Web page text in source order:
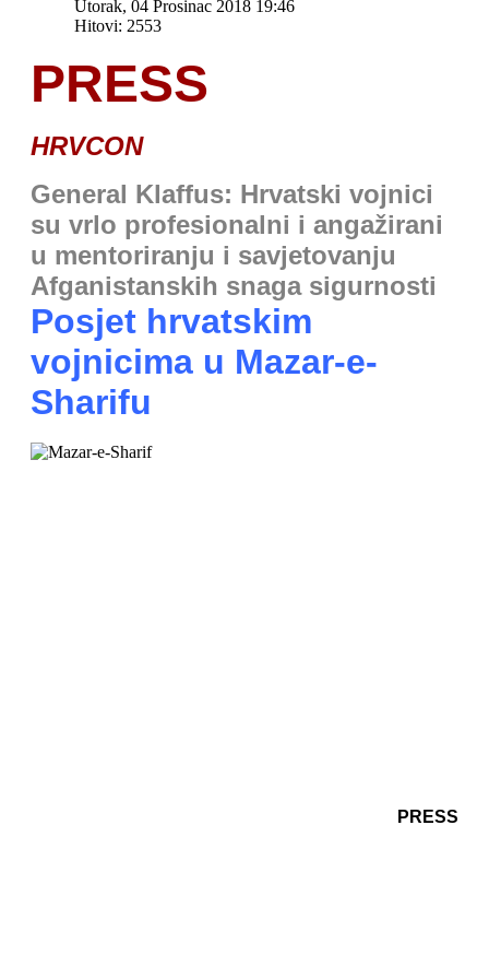
Utorak, 04 Prosinac 2018 19:46
Hitovi: 2553
PRESS
HRVCON
General Klaffus: Hrvatski vojnici
su vrlo profesionalni i angažirani
u mentoriranju i savjetovanju
Afganistanskih snaga sigurnosti
Posjet hrvatskim
vojnicima u Mazar-e-
Sharifu
PRESS